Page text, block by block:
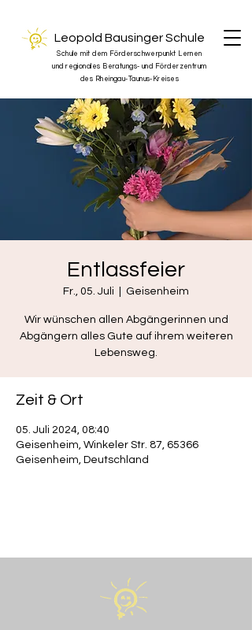
Leopold Bausinger Schule
Schule mit dem Förderschwerpunkt Lernen
und regionales Beratungs- und Förderzentrum
des Rheingau-Taunus-Kreises
Entlassfeier
Fr., 05. Juli Geisenheim
Wir wünschen allen Abgängerinnen und
Abgängern alles Gute auf ihrem weiteren
Lebensweg.
Zeit & Ort
05. Juli 2024, 08:40
Geisenheim, Winkeler Str. 87, 65366
Geisenheim, Deutschland